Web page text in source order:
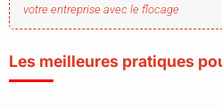
votre entreprise avec le flocage
Les meilleures pratiques